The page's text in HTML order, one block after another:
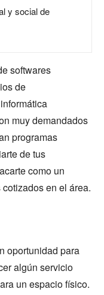
y social de
softwares
de
muy demandados
programas
de tus
como un
en el área.
oportunidad para
algún servicio
un espacio físico.